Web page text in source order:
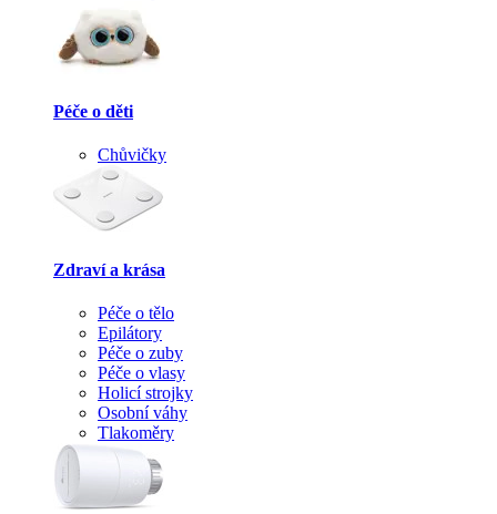
Péče o děti
Chůvičky
Zdraví a krása
Péče o tělo
Epilátory
Péče o zuby
Péče o vlasy
Holicí strojky
Osobní váhy
Tlakoměry